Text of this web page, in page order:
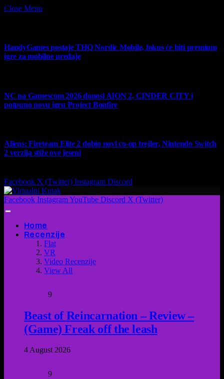
Close Menu
HandyGames postaje THQ Nordic Mobile, fokus će biti premium
igre za mobilne uređaje
NC na Gamescom 2026 donosi AION 2, CINDER CITY i
potpuno novu igru Project Bonfire
Aliens: Fireteam Elite 2 dobio novi co-op trejler, Nintendo Switch
2 verzija stiže ove jeseni
Facebook X (Twitter) Instagram Discord
Facebook InstagramYouTube Discord X (Twitter)
Home
Recenzije
Flat
VR
Video Recenzije
View All
9
Beast of Reincarnation – Review –
(Game) Freak off the leash
4 August 2026
9